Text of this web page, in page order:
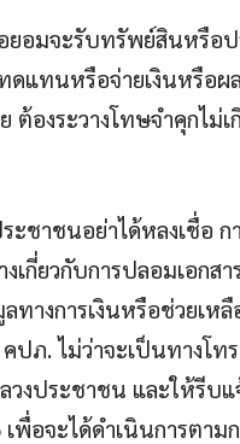
ยอมจะรับทรัพย์สินหรือ
แทนหรือจ่ายเงินหรือผ
ต้องระวางโทษจำคุกไ
ะชาชนอย่าได้หลงเชื่อ
เกี่ยวกับการปลอมเอกส
ทางการเงินหรือช่วยเห
ปภ. ไม่ว่าจะเป็นทางโ
วงประชาชน และให้รีบ
พื่อจะได้ดำเนินการตาม